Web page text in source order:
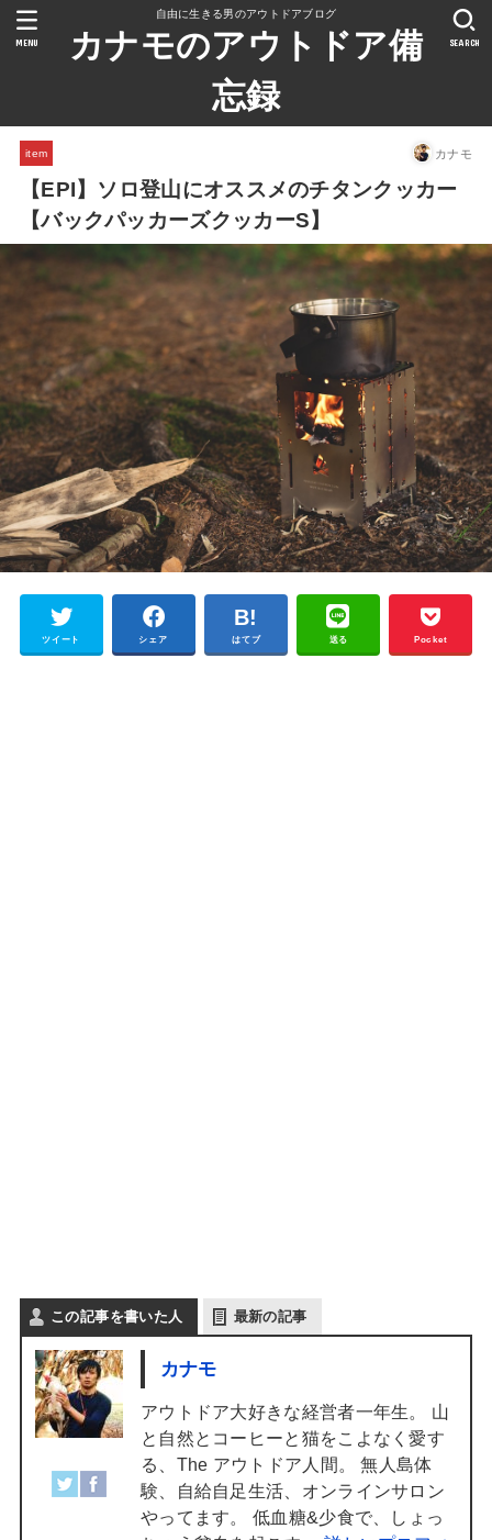
自由に生きる男のアウトドアブログ
カナモのアウトドア備
忘録
SEARCH
MENU
item カナモ
【EPI】ソロ登山にオススメのチタンクッカー
【バックパッカーズクッカーS】
ツイート シェア はてブ 送る Pocket
この記事を書いた人 最新の記事
カナモ
アウトドア大好きな経営者一年生。 山
と自然とコーヒーと猫をこよなく愛す
る、The アウトドア人間。 無人島体
験、自給自足生活、オンラインサロン
やってます。 低血糖&少食で、しょっ